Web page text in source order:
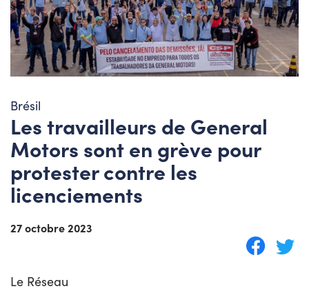
Brésil
Les travailleurs de General
Motors sont en grève pour
protester contre les
licenciements
27 octobre 2023
Le Réseau